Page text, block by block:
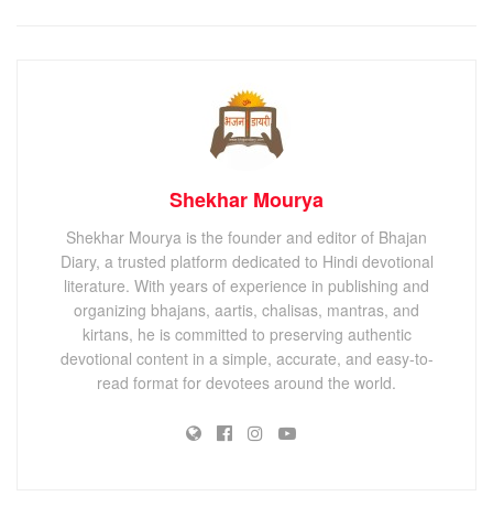
Shekhar Mourya
Shekhar Mourya is the founder and editor of Bhajan
Diary, a trusted platform dedicated to Hindi devotional
literature. With years of experience in publishing and
organizing bhajans, aartis, chalisas, mantras, and
kirtans, he is committed to preserving authentic
devotional content in a simple, accurate, and easy-to-
read format for devotees around the world.